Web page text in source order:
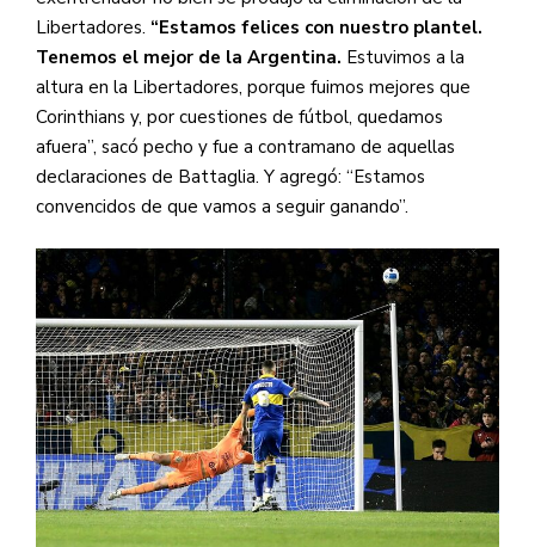
Libertadores. “Estamos felices con nuestro plantel.
Tenemos el mejor de la Argentina. Estuvimos a la
altura en la Libertadores, porque fuimos mejores que
Corinthians y, por cuestiones de fútbol, quedamos
afuera”, sacó pecho y fue a contramano de aquellas
declaraciones de Battaglia. Y agregó: “Estamos
convencidos de que vamos a seguir ganando”.